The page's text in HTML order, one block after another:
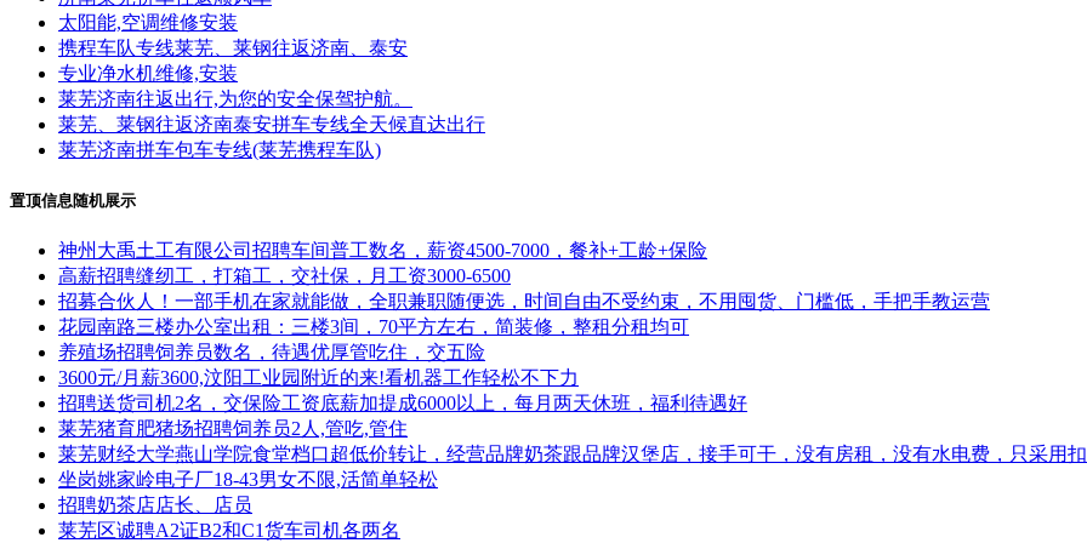
太阳能,空调维修安装
携程车队专线莱芜、莱钢往返济南、泰安
专业净水机维修,安装
莱芜济南往返出行,为您的安全保驾护航。
莱芜、莱钢往返济南泰安拼车专线全天候直达出行
莱芜济南拼车包车专线(莱芜携程车队)
置顶信息随机展示
神州大禹土工有限公司招聘车间普工数名，薪资4500-7000，餐补+工龄+保险
高薪招聘缝纫工，打箱工，交社保，月工资3000-6500
招募合伙人！一部手机在家就能做，全职兼职随便选，时间自由不受约束，不用囤货、门槛低，手把手教运营
花园南路三楼办公室出租：三楼3间，70平方左右，简装修，整租分租均可
养殖场招聘饲养员数名，待遇优厚管吃住，交五险
3600元/月薪3600,汶阳工业园附近的来!看机器工作轻松不下力
招聘送货司机2名，交保险工资底薪加提成6000以上，每月两天休班，福利待遇好
莱芜猪育肥猪场招聘饲养员2人,管吃,管住
莱芜财经大学燕山学院食堂档口超低价转让，经营品牌奶茶跟品牌汉堡店，接手可干，没有房租，没有水电费，只采用
坐岗姚家岭电子厂18-43男女不限,活简单轻松
招聘奶茶店店长、店员
莱芜区诚聘A2证B2和C1货车司机各两名